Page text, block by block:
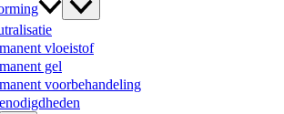
vloeistof
gel
voorbehandeling